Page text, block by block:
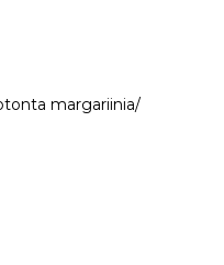
margariinia/